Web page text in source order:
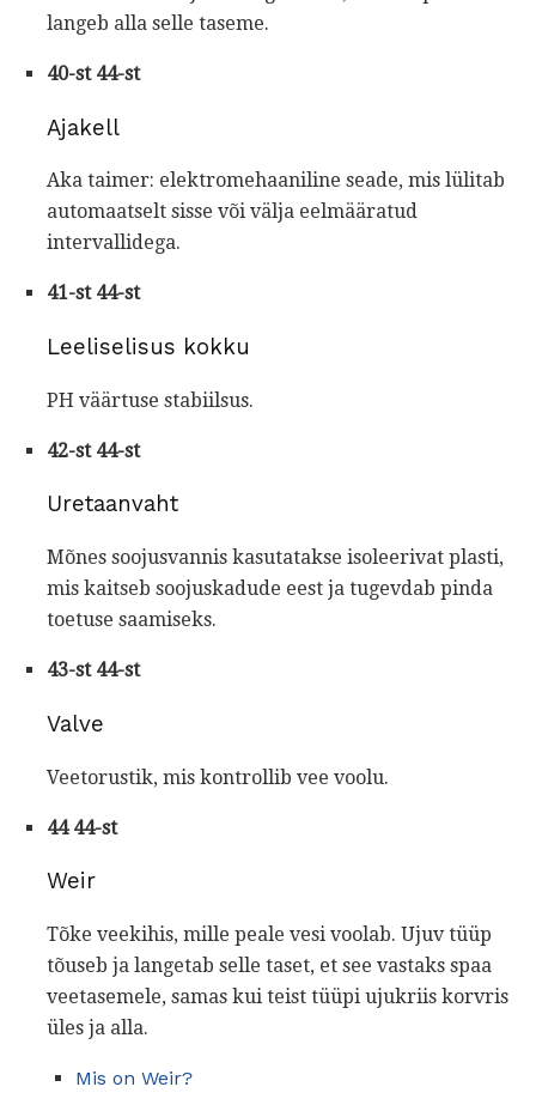
langeb alla selle taseme.
40-st 44-st
Ajakell
Aka taimer: elektromehaaniline seade, mis lülitab
automaatselt sisse või välja eelmääratud
intervallidega.
41-st 44-st
Leeliselisus kokku
PH väärtuse stabiilsus.
42-st 44-st
Uretaanvaht
Mõnes soojusvannis kasutatakse isoleerivat plasti,
mis kaitseb soojuskadude eest ja tugevdab pinda
toetuse saamiseks.
43-st 44-st
Valve
Veetorustik, mis kontrollib vee voolu.
44 44-st
Weir
Tõke veekihis, mille peale vesi voolab. Ujuv tüüp
tõuseb ja langetab selle taset, et see vastaks spaa
veetasemele, samas kui teist tüüpi ujukriis korvris
üles ja alla.
Mis on Weir?